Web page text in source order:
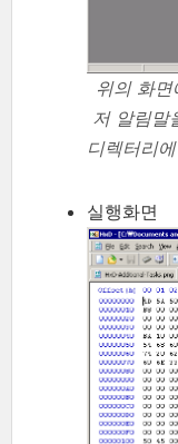
위의 화
저 알림말
디렉터리
실행화면